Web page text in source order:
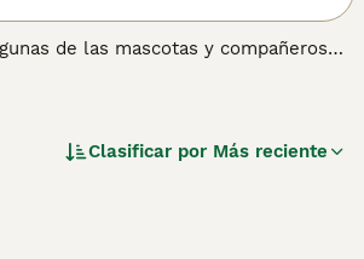
de las mascotas y compañeros
Clasificar por Más reciente